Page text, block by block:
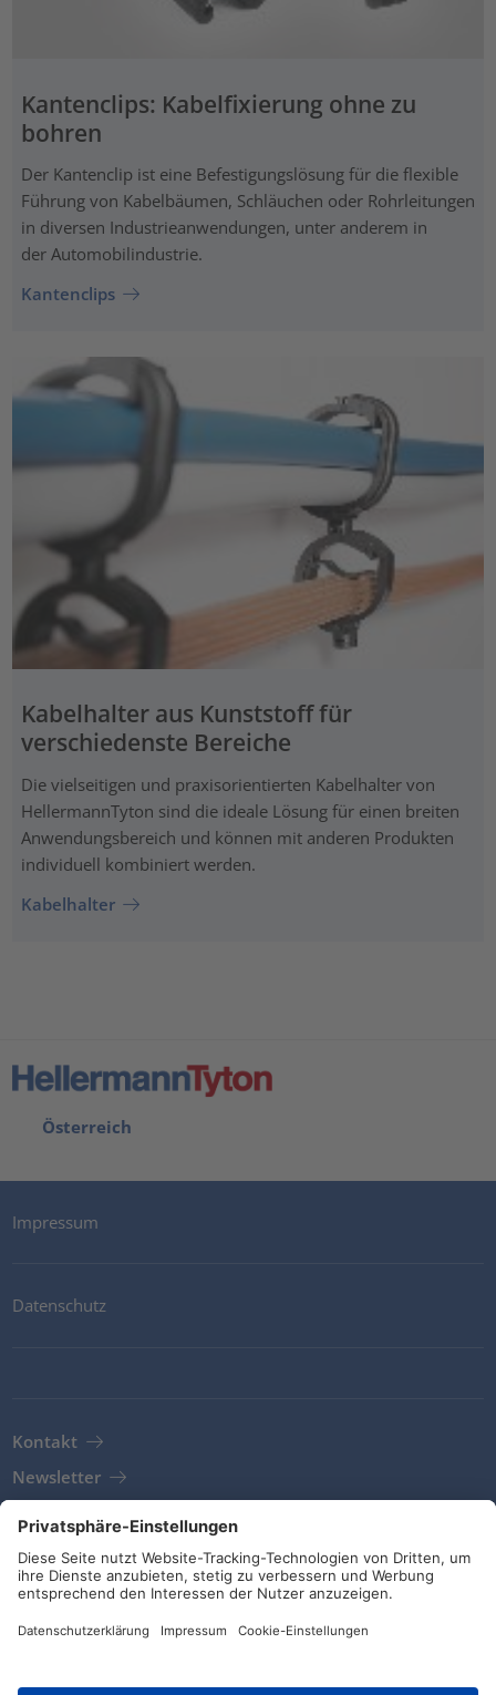
Kantenclips: Kabelfixierung ohne zu
bohren
Der Kantenclip ist eine Befestigungslösung für die flexible
Führung von Kabelbäumen, Schläuchen oder Rohrleitungen
in diversen Industrieanwendungen, unter anderem in
der Automobilindustrie.
Kantenclips
Kabelhalter aus Kunststoff für
verschiedenste Bereiche
Die vielseitigen und praxisorientierten Kabelhalter von
HellermannTyton sind die ideale Lösung für einen breiten
Anwendungsbereich und können mit anderen Produkten
individuell kombiniert werden.
Kabelhalter
Österreich
Impressum
Datenschutz
Kontakt
Newsletter
AGB
Richtlinien und Bekenntnisse
Soziale Medien